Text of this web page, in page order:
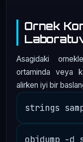
Ornek
Asagidaki
ortaminda veya
alirken iyi bir